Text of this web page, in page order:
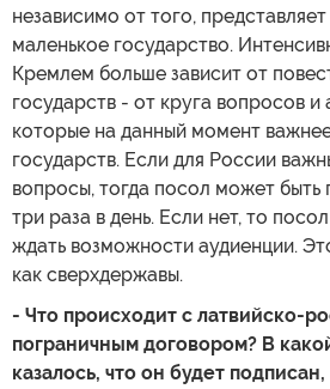
независимо от того,
маленькое государство.
Кремлем больше зависит от
государств - от круга вопросов и
которые на данный момент
государств. Если для России
вопросы, тогда посол может быть
три раза в день. Если нет, то
ждать возможности аудиенции.
как сверхдержавы.
- Что происходит с латвийско-
пограничным договором? В
казалось, что он будет подписан,